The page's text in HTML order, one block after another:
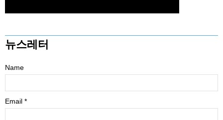
뉴스레터
Name
Email *